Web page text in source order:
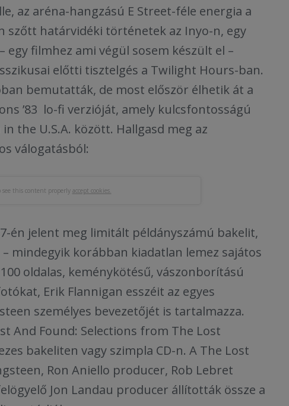
az aréna-hangzású E Street-féle energia a
szőtt határvidéki történetek az Inyo-n, egy
egy filmhez ami végül sosem készült el –
előtti tisztelgés a Twilight Hours-ban.
bemutatták, de most először élhetik át a
’83 lo-fi verzióját, amely kulcsfontosságú
the U.S.A. között. Hallgasd meg az
válogatásból:
see this content properly accept cookies.
én jelent meg limitált példányszámú bakelit,
mindegyik korábban kiadatlan lemez sajátos
oldalas, keménykötésű, vászonborítású
Erik Flannigan esszéit az egyes
személyes bevezetőjét is tartalmazza.
And Found: Selections from The Lost
bakeliten vagy szimpla CD-n. A The Lost
Ron Aniello producer, Rob Lebret
Jon Landau producer állították össze a